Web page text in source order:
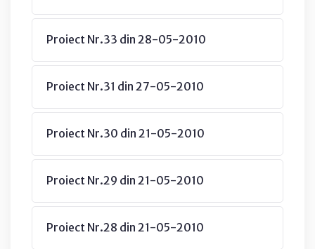
Proiect Nr.33 din 28-05-2010
Proiect Nr.31 din 27-05-2010
Proiect Nr.30 din 21-05-2010
Proiect Nr.29 din 21-05-2010
Proiect Nr.28 din 21-05-2010